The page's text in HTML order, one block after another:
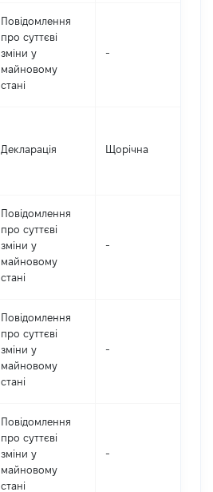
Повідомлення
про суттєві
зміни y
майновому
стані
-
Декларація Щорічна
Повідомлення
про суттєві
зміни y
майновому
стані
-
Повідомлення
про суттєві
зміни y
майновому
стані
-
Повідомлення
про суттєві
зміни y
майновому
стані
-